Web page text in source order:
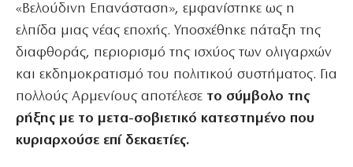
«Βελούδινη Επανάσταση», εμφανίστηκε ως η
ελπίδα μιας νέας εποχής. Υποσχέθηκε πάταξη της
διαφθοράς, περιορισμό της ισχύος των ολιγαρχών
και εκδημοκρατισμό του πολιτικού συστήματος. Για
πολλούς Αρμενίους αποτέλεσε το σύμβολο της
ρήξης με το μετα-σοβιετικό κατεστημένο που
κυριαρχούσε επί δεκαετίες.